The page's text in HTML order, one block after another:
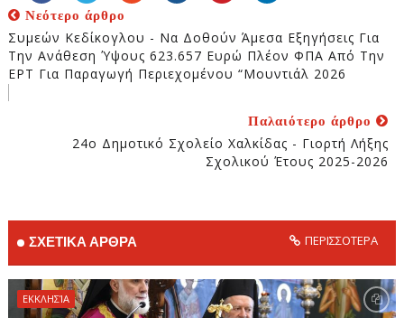
Νεότερο άρθρο
Συμεών Κεδίκογλου - Να Δοθούν Άμεσα Εξηγήσεις Για
Την Ανάθεση Ύψους 623.657 Ευρώ Πλέον ΦΠΑ Από Την
ΕΡΤ Για Παραγωγή Περιεχομένου “Μουντιάλ 2026
Παλαιότερο άρθρο
24ο Δημοτικό Σχολείο Χαλκίδας - Γιορτή Λήξης
Σχολικού Έτους 2025-2026
ΣΧΕΤΙΚΑ ΑΡΘΡΑ ΠΕΡΙΣΣΟΤΕΡΑ
ΕΚΚΛΗΣΊΑ